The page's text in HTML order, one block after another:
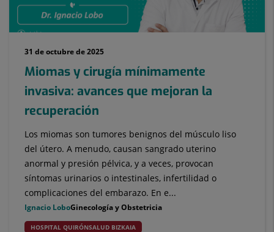
31 de octubre de 2025
Miomas y cirugía mínimamente
invasiva: avances que mejoran la
recuperación
Los miomas son tumores benignos del músculo liso
del útero. A menudo, causan sangrado uterino
anormal y presión pélvica, y a veces, provocan
síntomas urinarios o intestinales, infertilidad o
complicaciones del embarazo. En e...
Ignacio LoboGinecología y Obstetricia
HOSPITAL QUIRÓNSALUD BIZKAIA